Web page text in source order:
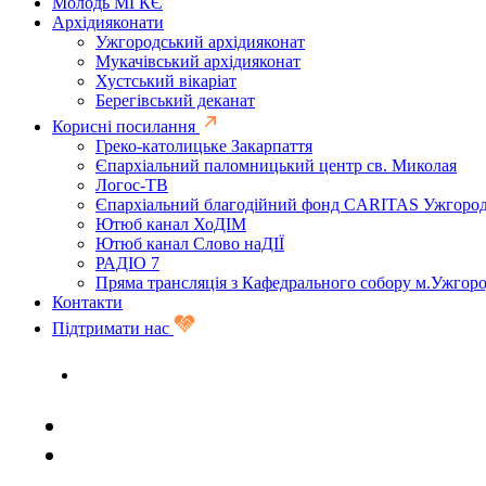
Архідияконати
Ужгородський архідияконат
Мукачівський архідияконат
Хустський вікаріат
Берегівський деканат
Корисні посилання
Греко-католицьке Закарпаття
Єпархіальний паломницький центр св. Миколая
Логос-ТВ
Єпархіальний благодійний фонд CARITAS
Ютюб канал ХоДІМ
Ютюб канал Слово наДІЇ
РАДІО 7
Пряма трансляція з Кафедрального собору
Контакти
Підтримати нас